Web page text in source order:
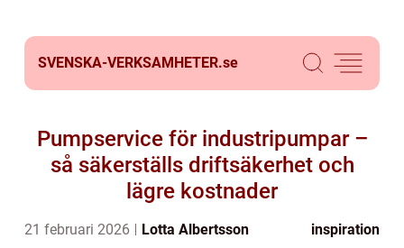
SVENSKA-VERKSAMHETER.se
Pumpservice för industripumpar –
så säkerställs driftsäkerhet och
lägre kostnader
21 februari 2026 Lotta Albertsson inspiration